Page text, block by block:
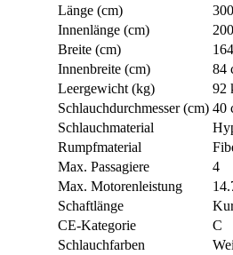
Länge (cm)
Innenlänge (cm)
Breite (cm)
Innenbreite (cm)
84
Leergewicht (kg)
92
Schlauchdurchmesser (cm) 40
Schlauchmaterial
Rumpfmaterial
Max. Passagiere
4
Max. Motorenleistung
Schaftlänge
CE-Kategorie
C
Schlauchfarben